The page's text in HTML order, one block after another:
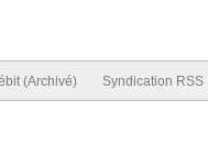
(Archivé) Syndication RSS